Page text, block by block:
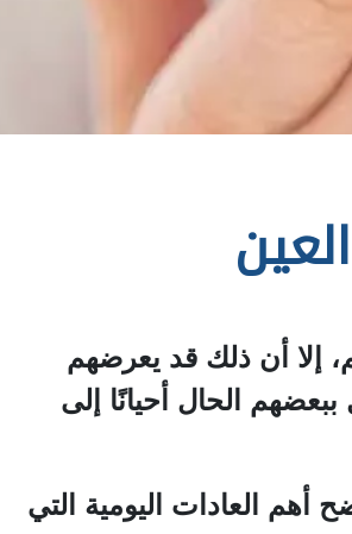
إلا أن ذلك قد يعرضهم
الحال أحيانًا إلى
أهم العادات اليومية التي